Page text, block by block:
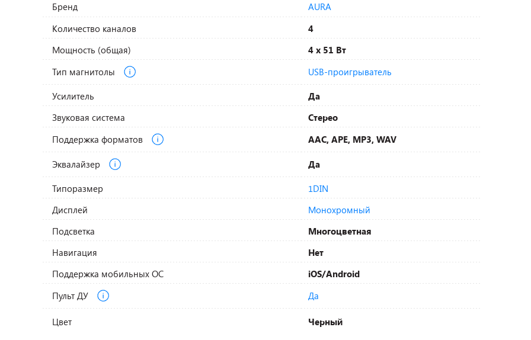
Бренд
AURA
Количество каналов
4
Мощность (общая)
4 х 51 Вт
Тип магнитолы
USB-проигрыватель
Усилитель
Да
Звуковая система
Стерео
Поддержка форматов
AAC, APE, MP3, WAV
Эквалайзер Да
Типоразмер
1DIN
Дисплей
Монохромный
Подсветка
Многоцветная
Навигация
Нет
Поддержка мобильных ОС
iOS/Android
Пульт ДУ
Да
Цвет Черный